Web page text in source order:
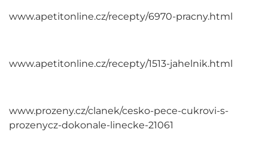
www.apetitonline.cz/recepty/6970-pracny.html
www.apetitonline.cz/recepty/1513-jahelnik.html
www.prozeny.cz/clanek/cesko-pece-cukrovi-s-
prozenycz-dokonale-linecke-21061